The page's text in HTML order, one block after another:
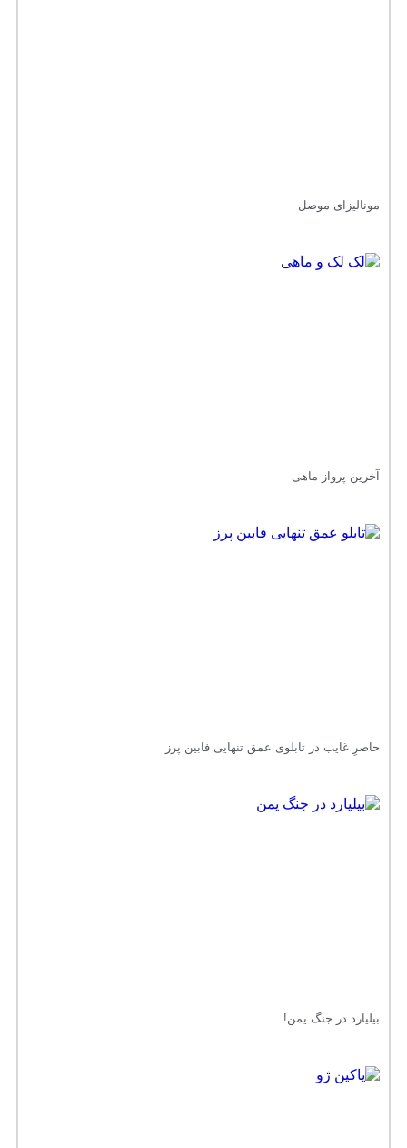
مونالیزای موصل
آخرین پرواز ماهی
حاضرِ غایب در تابلوی عمق تنهایی فابین پرز
بیلیارد در جنگ یمن!